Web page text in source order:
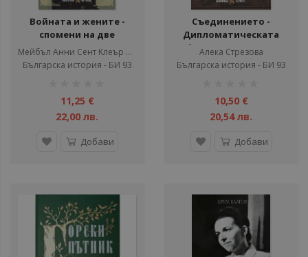
Войната и жените -
спомени на две
англичанки от
Балканската война
Мейбъл Анни Сент Kлеър Стобарт
Българска история - БИ 93
11,25 €
22,00 лв.
Добави
Съединението -
Дипломатическата
битка за България
Алека Стрезова
Българска история - БИ 93
10,50 €
20,54 лв.
Добави